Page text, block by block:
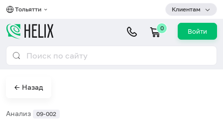
Тольятти Клиентам
0 Войти
← Назад
Анализ 09-002